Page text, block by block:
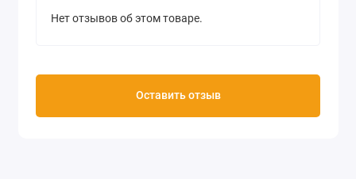
Нет отзывов об этом товаре.
Оставить отзыв